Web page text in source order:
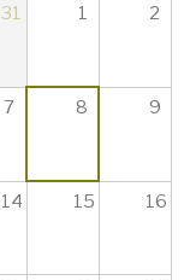
31 1 2
7 8 9
14 15 16